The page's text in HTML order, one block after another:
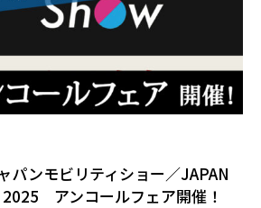
ンモビリティショー／JAPAN
アンコールフェア開催！